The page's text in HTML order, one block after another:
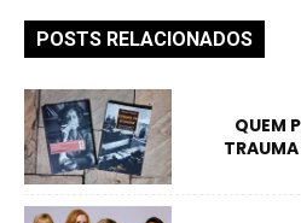
POSTS RELACIONADOS
QUEM